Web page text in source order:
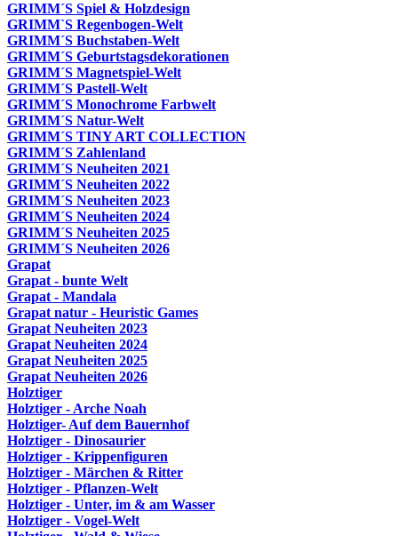
GRIMM´S Spiel & Holzdesign
GRIMM`S Regenbogen-Welt
GRIMM´S Buchstaben-Welt
GRIMM´S Geburtstagsdekorationen
GRIMM´S Magnetspiel-Welt
GRIMM´S Pastell-Welt
GRIMM´S Monochrome Farbwelt
GRIMM´S Natur-Welt
GRIMM´S TINY ART COLLECTION
GRIMM´S Zahlenland
GRIMM´S Neuheiten 2021
GRIMM´S Neuheiten 2022
GRIMM´S Neuheiten 2023
GRIMM´S Neuheiten 2024
GRIMM´S Neuheiten 2025
GRIMM´S Neuheiten 2026
Grapat
Grapat - bunte Welt
Grapat - Mandala
Grapat natur - Heuristic Games
Grapat Neuheiten 2023
Grapat Neuheiten 2024
Grapat Neuheiten 2025
Grapat Neuheiten 2026
Holztiger
Holztiger - Arche Noah
Holztiger- Auf dem Bauernhof
Holztiger - Dinosaurier
Holztiger - Krippenfiguren
Holztiger - Märchen & Ritter
Holztiger - Pflanzen-Welt
Holztiger - Unter, im & am Wasser
Holztiger - Vogel-Welt